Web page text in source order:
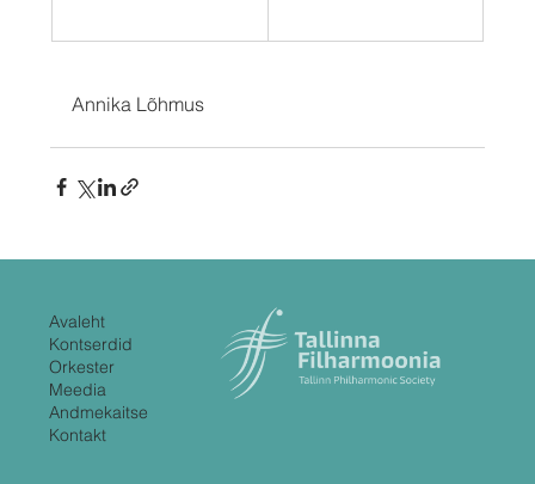
Annika Lõhmus
Avaleht
Kontserdid
Orkester
Meedia
Andmekaitse
Kontakt